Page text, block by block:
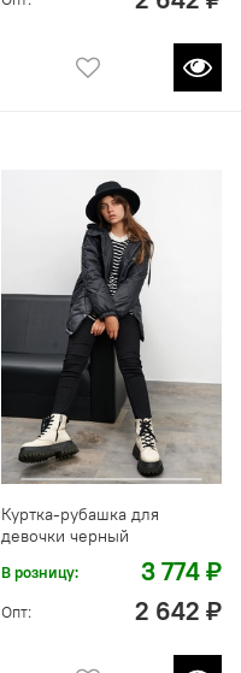
Куртка-рубашка для
девочки черный
В розницу: 3 774 ₽
Опт: 2 642 ₽